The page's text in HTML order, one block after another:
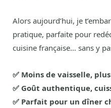
Alors aujourd’hui, je
pratique, parfaite pour
cuisine française… sans y
✅ Moins de vaisselle,
✅ Goût authentique,
✅ Parfait pour un dîner